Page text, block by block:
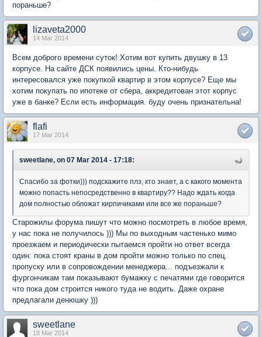
пораньше?
lizaveta2000
14 Mar 2014
Всем доброго времени суток! Хотим вот купить двушку в 13
корпусе. На сайте ДСК появились цены. Кто-нибудь
интересовался уже покупкой квартир в этом корпусе? Еще мы
хотим покупать по ипотеке от сбера, аккредитован этот корпус
уже в банке? Если есть информация. буду очень признательна!
flafi
17 Mar 2014
sweetlane, on 07 Mar 2014 - 17:18:
Спасибо за фотки))) подскажите плз, кто знает, а с какого момента
можно попасть непосредственно в квартиру?? Надо ждать когда
дом полностью обложат кирпичиками или все же пораньше?
Старожилы форума пишут что можно посмотреть в любое время,
у нас пока не получилось ))) Мы по выходным частенько мимо
проезжаем и периодически пытаемся пройти но ответ всегда
один: пока стоят краны в дом пройти можно только по спец.
пропуску или в сопровождении менеджера... подъезжали к
фургончикам там показывают бумажку с печатями где говорится
что пока дом строится никого туда не водить. Даже охране
предлагали денюшку )))
sweetlane
18 Mar 2014